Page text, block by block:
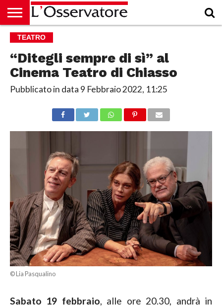
HOME
CULTURA
ECONOMIA
RUBRICHE
ARCHIVIO
PODCAST
ABBONAMENTO
CHI
ACCEDI
TEATRO
“Ditegli sempre di sì” al
Cinema Teatro di Chiasso
Pubblicato in data 9 Febbraio 2022, 11:25
© Lia Pasqualino
Sabato 19 febbraio, alle ore 20.30, andrà in